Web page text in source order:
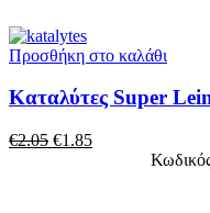
Προσθήκη στο καλάθι
Καταλύτες Super
€2.05 €1.85